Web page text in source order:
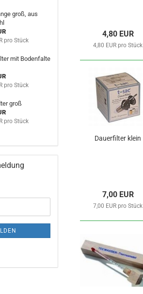
4,80 EUR
4,80 EUR pro Stück
Dauerfilter klein
7,00 EUR
7,00 EUR pro Stück
groß, aus
pro Stück
mit Bodenfalte
pro Stück
groß
pro Stück